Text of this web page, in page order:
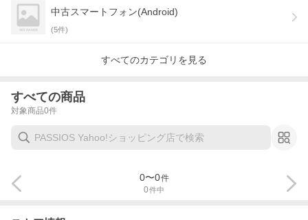
中古スマートフォン(Android)
(5件)
すべてのカテゴリを見る
すべての商品
対象商品0件
0件中
0〜0件